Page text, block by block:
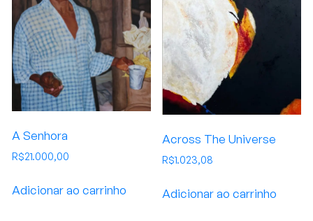
A Senhora
R$21.000,00
Adicionar ao carrinho
Across The Universe
R$1.023,08
Adicionar ao carrinho